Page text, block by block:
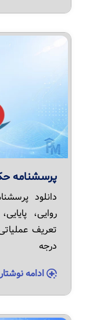
پرسشنامه
دانلود
روایی،
تعریف
درجه
ادامه